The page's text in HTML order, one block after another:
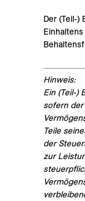
Der (Teil-)
Hinweis:
Ein (Teil-)
sofern
Teile
der
zur